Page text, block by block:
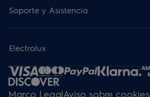
Soporte y Asistencia
Electrolux
Marco LegalAviso sobre cookies